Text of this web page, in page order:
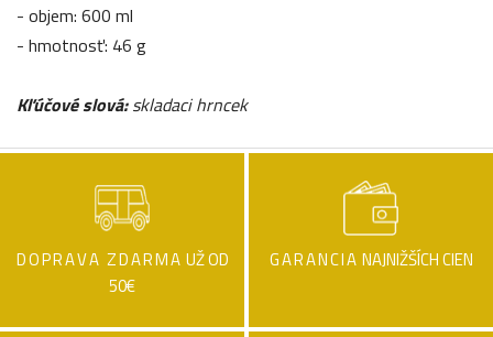
- objem: 600 ml
- hmotnosť: 46 g
Kľúčové slová:skladaci hrncek
DOPRAVA ZDARMA UŽ OD
50€
GARANCIA NAJNIŽŠÍCH CIEN